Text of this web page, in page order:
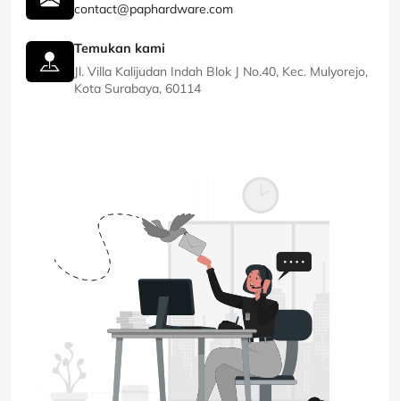
contact@paphardware.com
Temukan kami
Jl. Villa Kalijudan Indah Blok J No.40, Kec. Mulyorejo,
Kota Surabaya, 60114